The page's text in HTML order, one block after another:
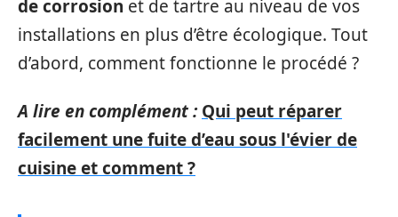
de corrosion et de tartre au niveau de vos
installations en plus d’être écologique. Tout
d’abord, comment fonctionne le procédé ?
A lire en complément : Qui peut réparer
facilement une fuite d’eau sous l'évier de
cuisine et comment ?